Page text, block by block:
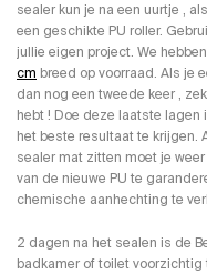
sealer kun je na een uurtje ,
een geschikte PU roller.
jullie eigen project. We
cm breed op voorraad. Als je
dan nog een tweede keer ,
hebt ! Doe deze laatste
het beste resultaat te krijgen.
sealer mat zitten moet je
van de nieuwe PU te
chemische aanhechting te
2 dagen na het sealen is de
badkamer of toilet